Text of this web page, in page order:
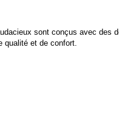
sont conçus avec des
qualité et de confort.